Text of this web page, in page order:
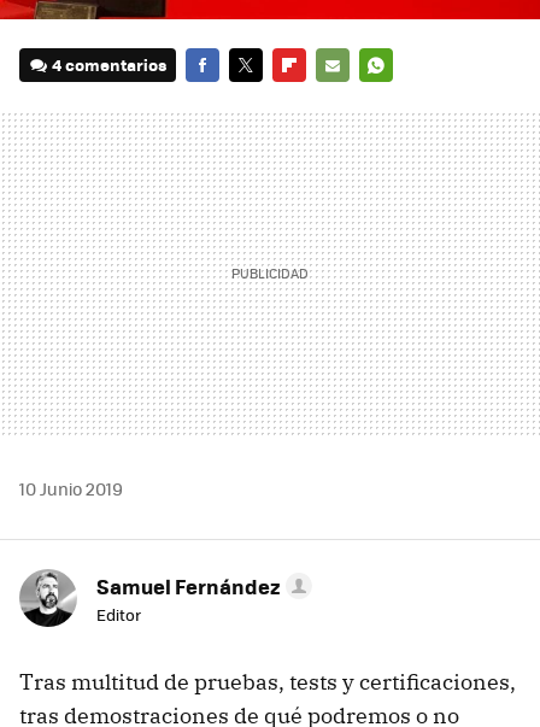
4 comentarios
MAIL
10 Junio 2019
Samuel Fernández
Editor
Tras multitud de pruebas, tests y certificaciones,
tras demostraciones de qué podremos o no